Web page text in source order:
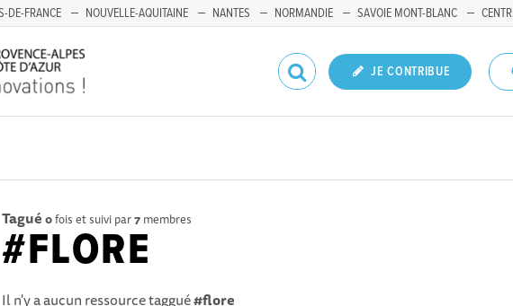
DE-FRANCE NOUVELLE-AQUITAINE NANTES NORMANDIE SAVOIE MONT-BLANC
JE CONTRIBUE
Tagué 0fois et suivi par7 membres
#FLORE
Il n'y a aucun ressource taggué#flore